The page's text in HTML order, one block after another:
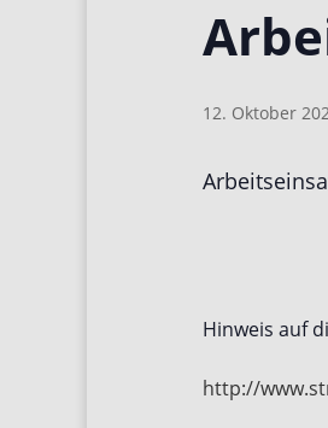
12. Oktober
Hinweis auf
http://